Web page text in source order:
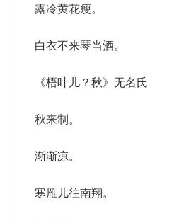
露冷黄花瘦。
白衣不来琴当酒。
《梧叶儿？秋》无名氏
秋来制。
渐渐凉。
寒雁儿往南翔。